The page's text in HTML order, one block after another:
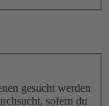
gesucht werden
sofern du